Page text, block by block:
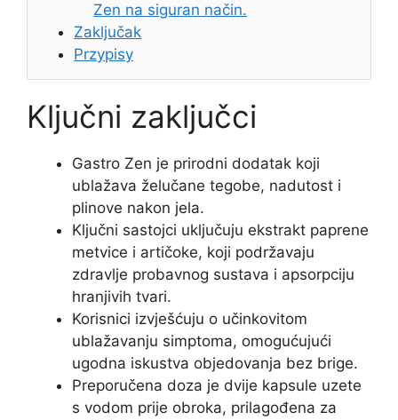
Zen na siguran način.
Zaključak
Przypisy
Ključni zaključci
Gastro Zen je prirodni dodatak koji
ublažava želučane tegobe, nadutost i
plinove nakon jela.
Ključni sastojci uključuju ekstrakt paprene
metvice i artičoke, koji podržavaju
zdravlje probavnog sustava i apsorpciju
hranjivih tvari.
Korisnici izvješćuju o učinkovitom
ublažavanju simptoma, omogućujući
ugodna iskustva objedovanja bez brige.
Preporučena doza je dvije kapsule uzete
s vodom prije obroka, prilagođena za